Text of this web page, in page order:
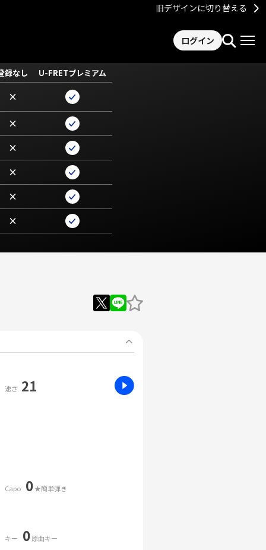
旧デザインに切り替える
ログイン
録なし U-FRETプレミアム
×
×
×
×
×
×
速さ 21
Capo 0★簡単弾き
キー 0原曲キー